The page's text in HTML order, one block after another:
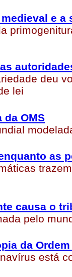
e a
deu
lei
da OMS
as
causa o
pelo
da
está